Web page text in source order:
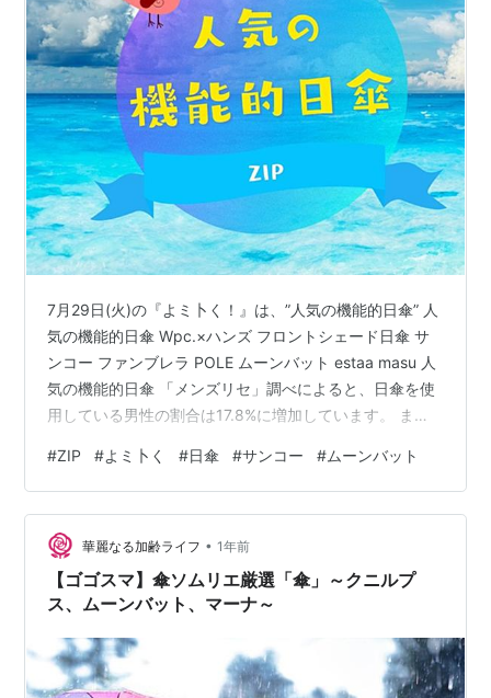
7月29日(火)の『よミ卜く！』は、”人気の機能的日傘” 人
気の機能的日傘 Wpc.×ハンズ フロントシェード日傘 サ
ンコー ファンブレラ POLE ムーンバット estaa masu 人
気の機能的日傘 「メンズリセ」調べによると、日傘を使
用している男性の割合は17.8%に増加しています。 ま
男性向けは去年の1.6倍に伸びています。 Wpc.×ハンズ
フロントシェード日傘 フロントシェードが特徴の晴雨兼
用傘です。前方の親骨が長く、日差しから顔をガードし
ます。雨天時は向きを変えて、背面の荷物を雨から守る
ことも可能です。高いUVカット率と遮光率…
#ZIP #よミ卜く #日傘 #サンコー #ムーンバット
華麗なる加齢ライフ • 1年前
【ゴゴスマ】傘ソムリエ厳選「傘」～クニルプ
ス、ムーンバット、マーナ～